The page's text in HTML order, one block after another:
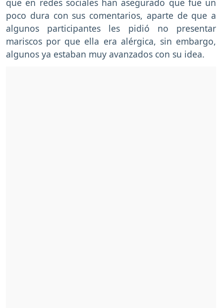
poco dura con sus comentarios, aparte de que a
algunos participantes les pidió no presentar
mariscos por que ella era alérgica, sin embargo,
algunos ya estaban muy avanzados con su idea.